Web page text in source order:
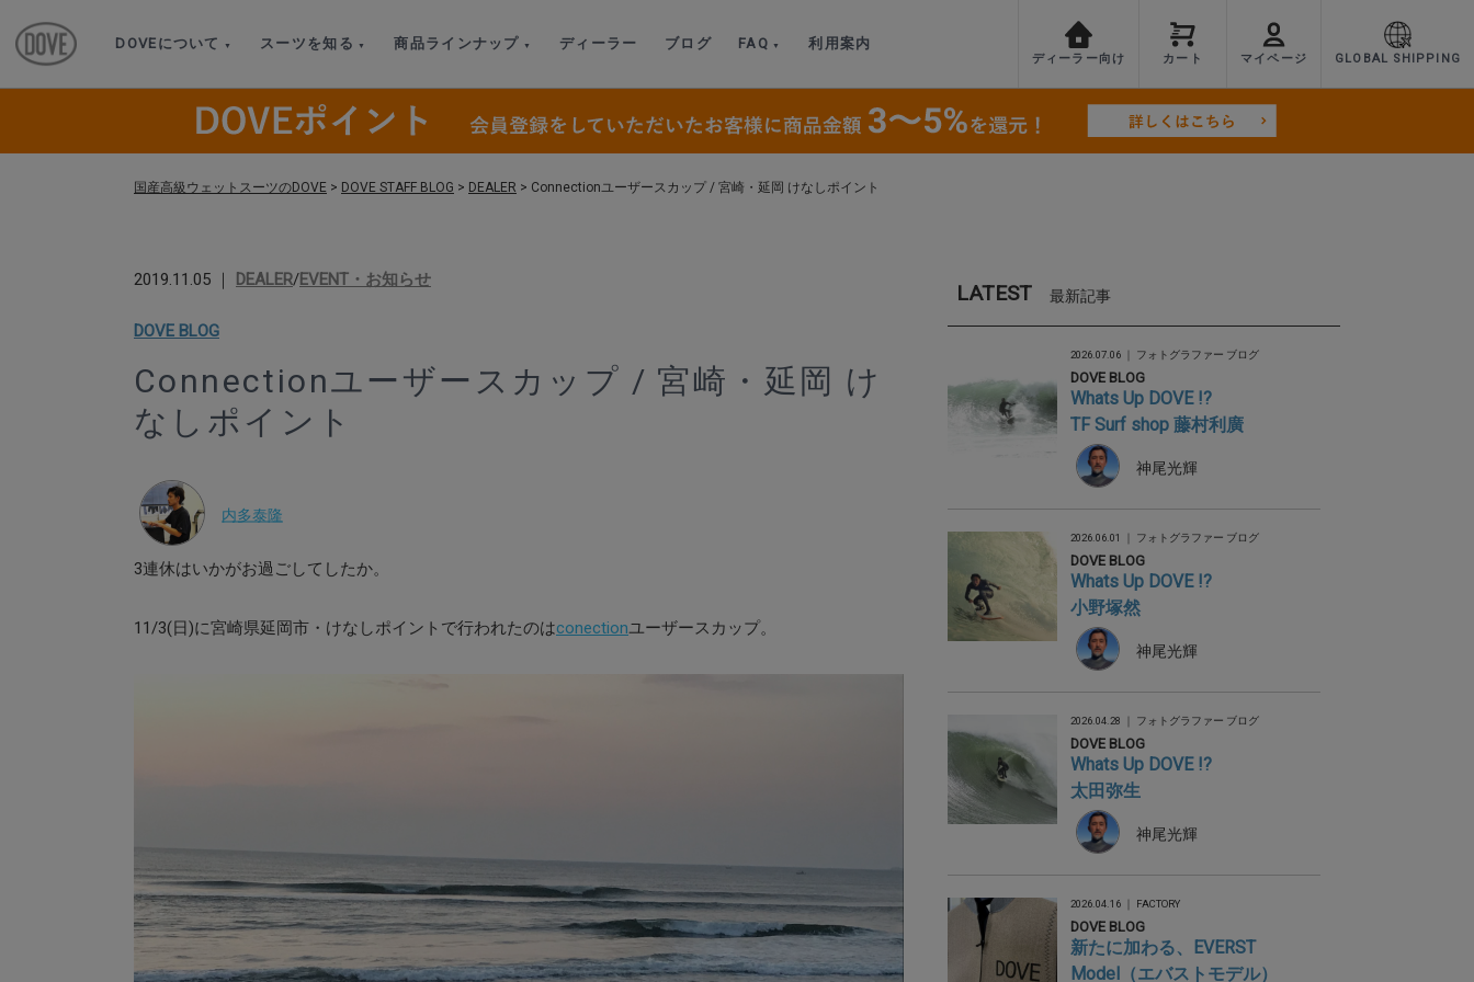
DOVEについて スーツを知る 商品ラインナップ ディーラー ブログ FAQ 利用案内
ディーラー向け カート マイページ GLOBAL SHIPPING
国産高級ウェットスーツのDOVE > DOVE STAFF BLOG > DEALER > Connectionユーザースカップ / 宮崎・延岡 けなしポイント
2019.11.05 ｜ DEALER/EVENT・お知らせ
DOVE BLOG
Connectionユーザースカップ / 宮崎・延岡 け
なしポイント
内多泰隆
3連休はいかがお過ごしてしたか。
11/3(日)に宮崎県延岡市・けなしポイントで行われたのはconectionユーザースカップ。
LATEST 最新記事
2026.07.06 ｜ フォトグラファー ブログ
DOVE BLOG
Whats Up DOVE !?
TF Surf shop 藤村利廣
神尾光輝
2026.06.01 ｜ フォトグラファー ブログ
DOVE BLOG
Whats Up DOVE !?
小野塚然
神尾光輝
2026.04.28 ｜ フォトグラファー ブログ
DOVE BLOG
Whats Up DOVE !?
太田弥生
神尾光輝
2026.04.16 ｜ FACTORY
DOVE BLOG
新たに加わる、EVERST
Model（エバストモデル）